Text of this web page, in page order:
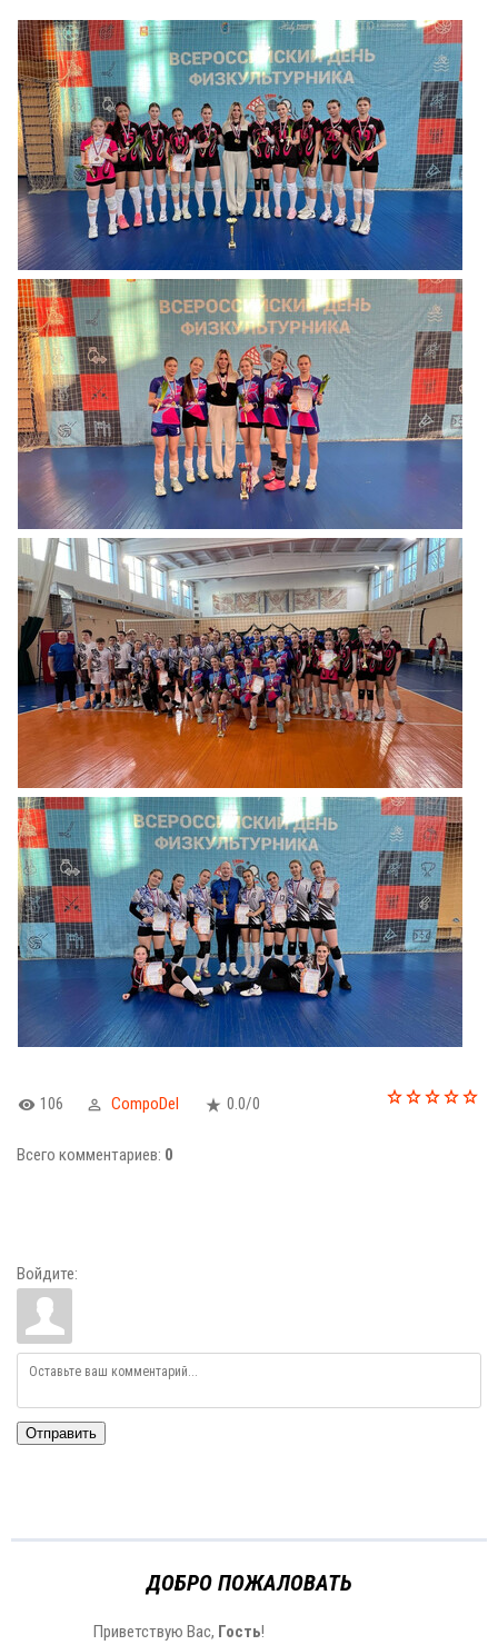
106 CompoDel 0.0/0
Всего комментариев: 0
Войдите:
Отправить
ДОБРО ПОЖАЛОВАТЬ
Приветствую Вас, Гость!